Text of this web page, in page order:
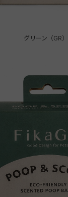
グリーン（GR）